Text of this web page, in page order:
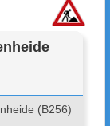
(B256)